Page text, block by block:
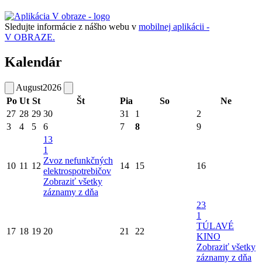
Sledujte informácie z nášho webu v mobilnej aplikácii -
V OBRAZE.
Kalendár
August2026
Po Ut St Št Pia So
Ne
27 28 29 30 31 1
2
3
4 5 6 7 8 9
10 11 12
13
1
Zvoz nefunkčných
elektrospotrebičov
Zobraziť všetky
záznamy z dňa
14 15 16
17 18 19 20 21 22
23
1
TÚLAVÉ
KINO
Zobraziť všetky
záznamy z dňa